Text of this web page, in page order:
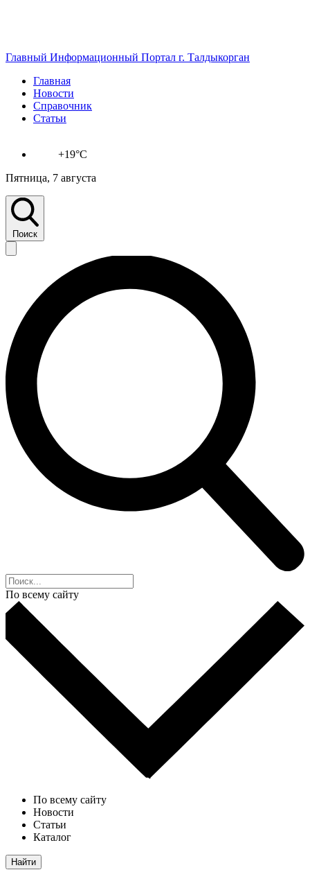
Главный Информационный Портал г. Талдыкорган
Главная
Новости
Справочник
Статьи
+19°C
Пятница, 7 августа
Поиск
По всему сайту
По всему сайту
Новости
Статьи
Каталог
Найти